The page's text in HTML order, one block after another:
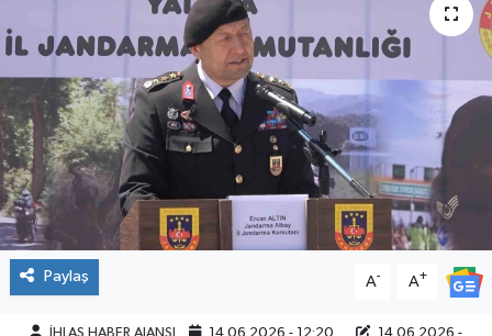
Paylaş A- A+